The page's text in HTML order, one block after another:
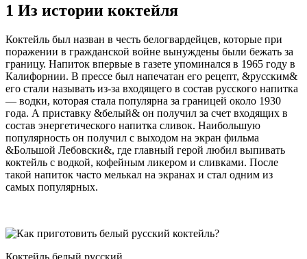
1 Из истории коктейля
Коктейль был назван в честь белогвардейцев, которые при
поражении в гражданской войне вынуждены были бежать за
границу. Напиток впервые в газете упоминался в 1965 году в
Калифорнии. В прессе был напечатан его рецепт, &русским&
его стали называть из-за входящего в состав русского напитка
— водки, которая стала популярна за границей около 1930
года. А приставку &белый& он получил за счет входящих в
состав энергетического напитка сливок. Наибольшую
популярность он получил с выходом на экран фильма
&Большой Лебовски&, где главный герой любил выпивать
коктейль с водкой, кофейным ликером и сливками. После
такой напиток часто мелькал на экранах и стал одним из
самых популярных.
Коктейль белый русский